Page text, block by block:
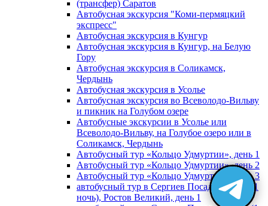
(трансфер) Саратов
Автобусная экскурсия "Коми-пермяцкий
экспресс"
Автобусная экскурсия в Кунгур
Автобусная экскурсия в Кунгур, на Белую
Гору
Автобусная экскурсия в Соликамск,
Чердынь
Автобусная экскурсия в Усолье
Автобусная экскурсия во Всеволодо-Вильву
и пикник на Голубом озере
Автобусные экскурсии в Усолье или
Всеволодо-Вильву, на Голубое озеро или в
Соликамск, Чердынь
Автобусный тур «Кольцо Удмуртии», день 1
Автобусный тур «Кольцо Удмуртии», день 2
Автобусный тур «Кольцо Удмуртии», день 3
автобусный тур в Сергиев Посад, Москву (1
ночь), Ростов Великий, день 1